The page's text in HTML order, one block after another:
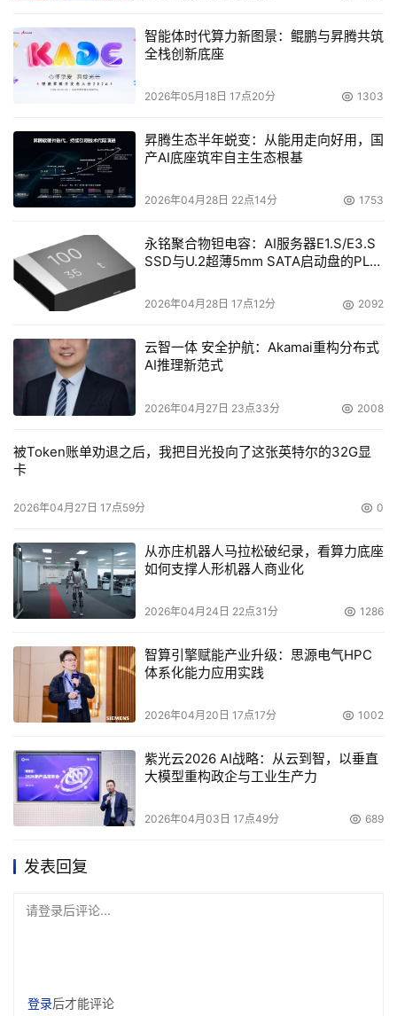
智能体时代算力新图景：鲲鹏与昇腾共筑
全栈创新底座
2026年05月18日 17点20分 1303
昇腾生态半年蜕变：从能用走向好用，国
产AI底座筑牢自主生态根基
2026年04月28日 22点14分 1753
永铭聚合物钽电容：AI服务器E1.S/E3.S
SSD与U.2超薄5mm SATA启动盘的PLP
2026年04月28日 17点12分 2092
云智一体 安全护航：Akamai重构分布式
AI推理新范式
2026年04月27日 23点33分 2008
被Token账单劝退之后，我把目光投向了这张英特尔的32G显
卡
2026年04月27日 17点59分 0
从亦庄机器人马拉松破纪录，看算力底座
如何支撑人形机器人商业化
2026年04月24日 22点31分 1286
智算引擎赋能产业升级：思源电气HPC
体系化能力应用实践
2026年04月20日 17点17分 1002
紫光云2026 AI战略：从云到智，以垂直
大模型重构政企与工业生产力
2026年04月03日 17点49分 689
发表回复
请登录后评论...
登录后才能评论